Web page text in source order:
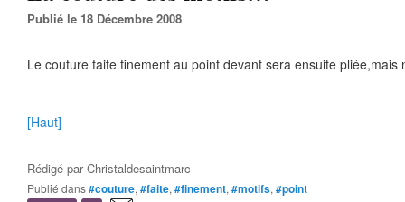
Publié le 18 Décembre 2008
Le couture faite finement au point devant sera ensuite pliée,mais
[Haut]
Rédigé parChristaldesaintmarc
Publié dans#couture, #faite, #finement, #motifs, #point